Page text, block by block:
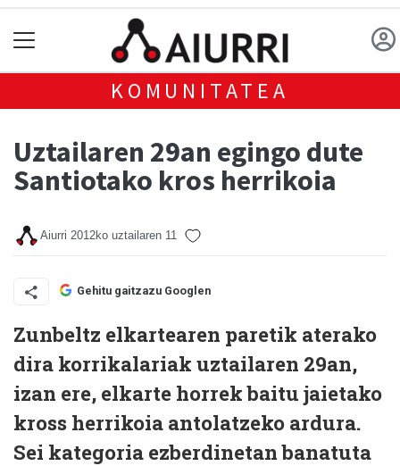
KOMUNITATEA
Uztailaren 29an egingo dute
Santiotako kros herrikoia
Aiurri 2012ko uztailaren 11
Gehitu gaitzazu Googlen
Zunbeltz elkartearen paretik aterako
dira korrikalariak uztailaren 29an,
izan ere, elkarte horrek baitu jaietako
kross herrikoia antolatzeko ardura.
Sei kategoria ezberdinetan banatuta